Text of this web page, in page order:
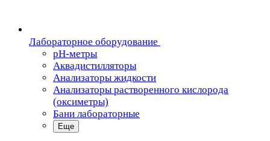
Лабораторное оборудование
pH-метры
Аквадистилляторы
Анализаторы жидкости
Анализаторы растворенного кислорода
(оксиметры)
Бани лабораторные
Еще